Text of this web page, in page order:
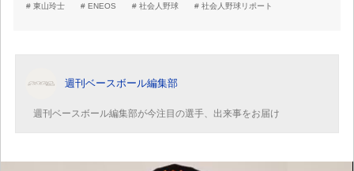
東山玲士 ENEOS 社会人野球 社会人野球リポート
週刊ベースボール編集部
週刊ベースボール編集部が今注目の選手、出来事をお届け